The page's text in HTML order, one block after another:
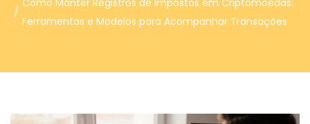
Como Manter Registros de Impostos em Criptomoedas:
Ferramentas e Modelos para Acompanhar Transações